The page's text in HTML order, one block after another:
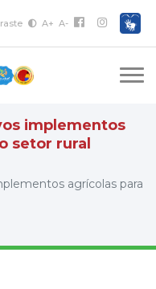
A+ A-
implementos
setor rural
agrícolas para